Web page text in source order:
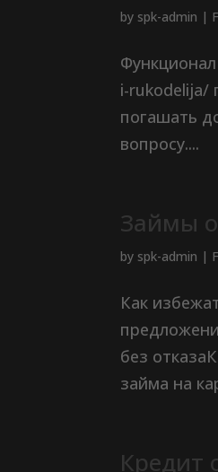
by spk-admin |
i-rukodelija/
погашать
вопросу....
Займы
by spk-admin |
Как
без
займа на
Кредит